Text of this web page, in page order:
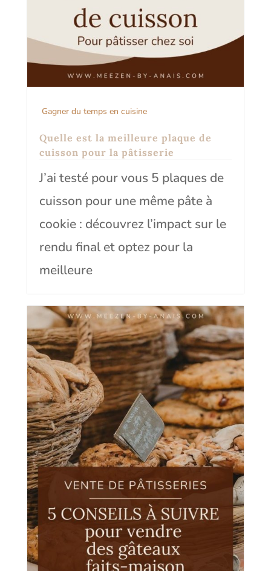
Gagner du temps en cuisine
Quelle est la meilleure plaque de
cuisson pour la pâtisserie
J’ai testé pour vous 5 plaques de
cuisson pour une même pâte à
cookie : découvrez l’impact sur le
rendu final et optez pour la
meilleure